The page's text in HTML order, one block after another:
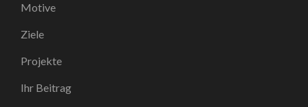
Motive
Ziele
Projekte
Ihr Beitrag